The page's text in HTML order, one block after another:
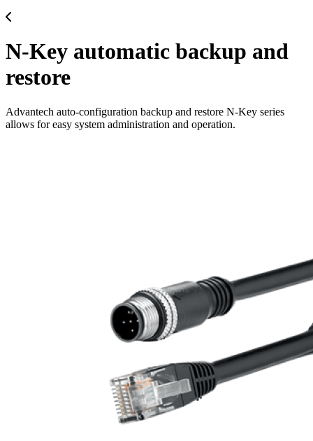
N-Key automatic backup and
restore
Advantech auto-configuration backup and restore N-Key series
allows for easy system administration and operation.